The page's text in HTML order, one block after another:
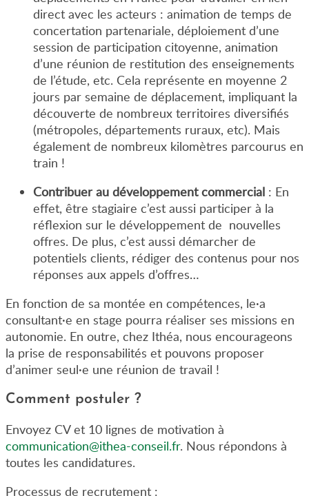
direct avec les acteurs : animation de temps de
concertation partenariale, déploiement d’une
session de participation citoyenne, animation
d’une réunion de restitution des enseignements
de l’étude, etc. Cela représente en moyenne 2
jours par semaine de déplacement, impliquant la
découverte de nombreux territoires diversifiés
(métropoles, départements ruraux, etc). Mais
également de nombreux kilomètres parcourus en
train !
Contribuer au développement commercial : En
effet, être stagiaire c’est aussi participer à la
réflexion sur le développement de nouvelles
offres. De plus, c’est aussi démarcher de
potentiels clients, rédiger des contenus pour nos
réponses aux appels d’offres…
En fonction de sa montée en compétences, le·a
consultant·e en stage pourra réaliser ses missions en
autonomie. En outre, chez Ithéa, nous encourageons
la prise de responsabilités et pouvons proposer
d’animer seul·e une réunion de travail !
Comment postuler ?
Envoyez CV et 10 lignes de motivation à
communication@ithea-conseil.fr. Nous répondons à
toutes les candidatures.
Processus de recrutement :